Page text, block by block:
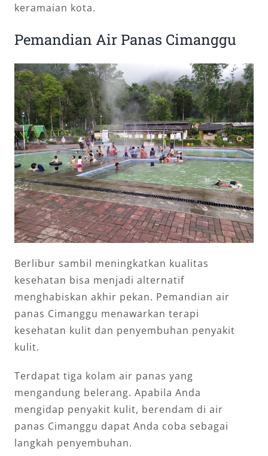
keramaian kota.
Pemandian Air Panas Cimanggu
Berlibur sambil meningkatkan kualitas
kesehatan bisa menjadi alternatif
menghabiskan akhir pekan. Pemandian air
panas Cimanggu menawarkan terapi
kesehatan kulit dan penyembuhan penyakit
kulit.
Terdapat tiga kolam air panas yang
mengandung belerang. Apabila Anda
mengidap penyakit kulit, berendam di air
panas Cimanggu dapat Anda coba sebagai
langkah penyembuhan.